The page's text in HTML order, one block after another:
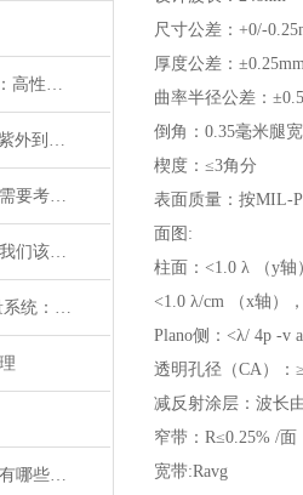
optilab光波发射机模块：高性能通信的核心组件
laseroptik光谱仪器：从紫外到红外的精密光学测量解决方案
在购买电光调制器之前需要考虑许多性质
初次使用电光调制器，我们该注意什么事项？
alnair日本快速色散测量系统：精准捕捉光学世界的瞬息万变
飞秒激光器在使用上拥有哪些特点？
尺寸公差：+0/-
厚度公差：
曲率半径公差：
倒角：0.35毫米腿
楔度：≤3角分
表面质量：按MIL-
面图:
柱面：<1.0 λ （y轴
<1.0 λ/cm （x轴）
Plano侧：<λ/ 4p -v
透明孔径（CA）：
减反射涂层：波长
窄带：R≤0.25% /面
宽带:Ravg